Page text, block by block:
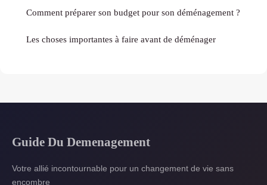
Comment préparer son budget pour son déménagement ?
Les choses importantes à faire avant de déménager
Guide Du Demenagement
Votre allié incontournable pour un changement de vie sans
encombre